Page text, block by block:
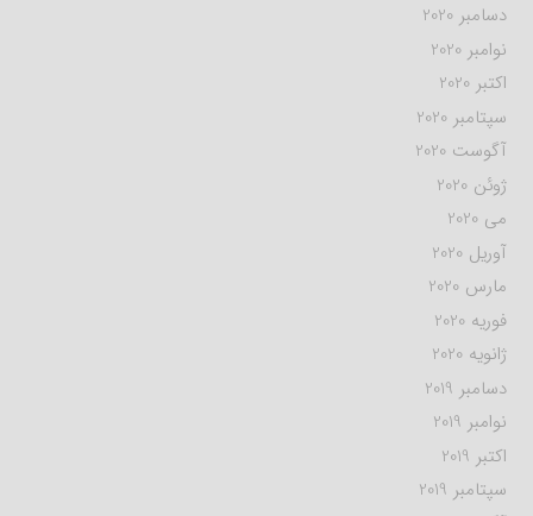
دسامبر 2020
نوامبر 2020
اکتبر 2020
سپتامبر 2020
آگوست 2020
ژوئن 2020
می 2020
آوریل 2020
مارس 2020
فوریه 2020
ژانویه 2020
دسامبر 2019
نوامبر 2019
اکتبر 2019
سپتامبر 2019